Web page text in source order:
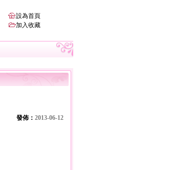
設為首頁
加入收藏
發佈： 2013-06-12